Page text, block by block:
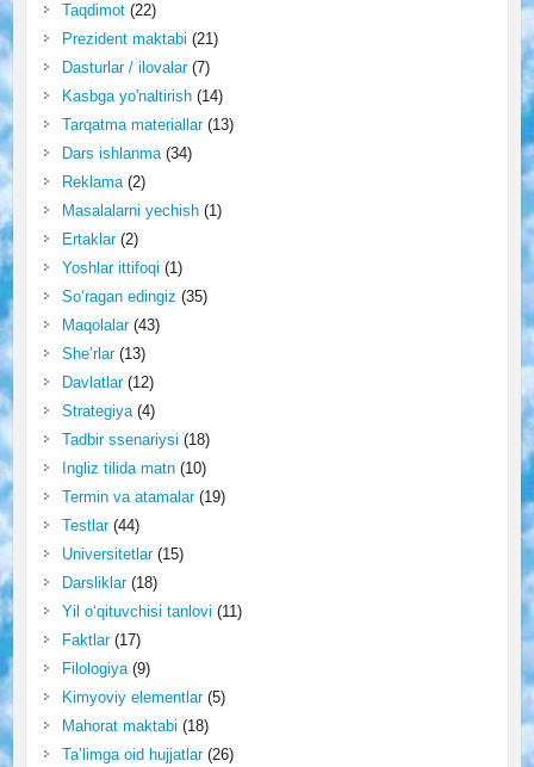
Taqdimot(22)
Prezident maktabi (21)
Dasturlar / ilovalar(7)
Kasbga yo'naltirish(14)
Tarqatma materiallar(13)
Dars ishlanma(34)
Reklama(2)
Masalalarni yechish(1)
Ertaklar(2)
Yoshlar ittifoqi (1)
So‘ragan edingiz (35)
Maqolalar(43)
She’rlar(13)
Davlatlar(12)
Strategiya(4)
Tadbir ssenariysi (18)
Ingliz tilida matn(10)
Termin va atamalar(19)
Testlar(44)
Universitetlar(15)
Darsliklar(18)
Yil o‘qituvchisi tanlovi (11)
Faktlar(17)
Filologiya(9)
Kimyoviy elementlar(5)
Mahorat maktabi (18)
Ta’limga oid hujjatlar(26)